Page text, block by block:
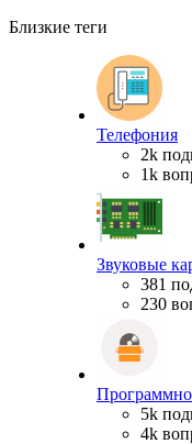
Близкие теги
Телефония
2k
1k
Звуковые
381
230
5k
4k